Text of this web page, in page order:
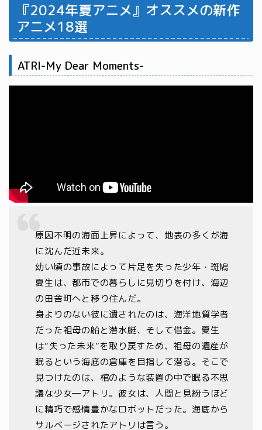
『2024年夏アニメ』オススメの新作
アニメ18選
ATRI-My Dear Moments-
原因不明の海面上昇によって、地表の多くが海
に沈んだ近未来。
幼い頃の事故によって片足を失った少年・斑鳩
夏生は、都市での暮らしに見切りを付け、海辺
の田舎町へと移り住んだ。
身よりのない彼に遺されたのは、海洋地質学者
だった祖母の船と潜水艇、そして借金。夏生
は“失った未来”を取り戻すため、祖母の遺産が
眠るという海底の倉庫を目指して潜る。そこで
見つけたのは、棺のような装置の中で眠る不思
議な少女―アトリ。彼女は、人間と見紛うほど
に精巧で感情豊かなロボットだった。海底から
サルベージされたアトリは言う。